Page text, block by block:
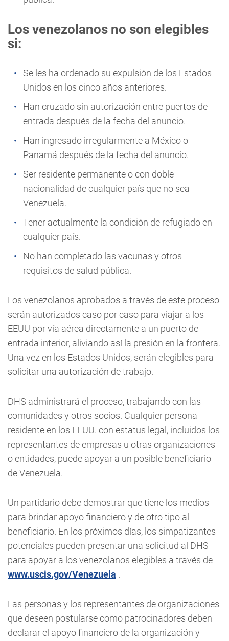
Los venezolanos no son elegibles
si:
Se les ha ordenado su expulsión de los Estados
Unidos en los cinco años anteriores.
Han cruzado sin autorización entre puertos de
entrada después de la fecha del anuncio.
Han ingresado irregularmente a México o
Panamá después de la fecha del anuncio.
Ser residente permanente o con doble
nacionalidad de cualquier país que no sea
Venezuela.
Tener actualmente la condición de refugiado en
cualquier país.
No han completado las vacunas y otros
requisitos de salud pública.
Los venezolanos aprobados a través de este proceso
serán autorizados caso por caso para viajar a los
EEUU por vía aérea directamente a un puerto de
entrada interior, aliviando así la presión en la frontera.
Una vez en los Estados Unidos, serán elegibles para
solicitar una autorización de trabajo.
DHS administrará el proceso, trabajando con las
comunidades y otros socios. Cualquier persona
residente en los EEUU. con estatus legal, incluidos los
representantes de empresas u otras organizaciones
o entidades, puede apoyar a un posible beneficiario
de Venezuela.
Un partidario debe demostrar que tiene los medios
para brindar apoyo financiero y de otro tipo al
beneficiario. En los próximos días, los simpatizantes
potenciales pueden presentar una solicitud al DHS
para apoyar a los venezolanos elegibles a través de
www.uscis.gov/Venezuela .
Las personas y los representantes de organizaciones
que deseen postularse como patrocinadores deben
declarar el apoyo financiero de la organización y